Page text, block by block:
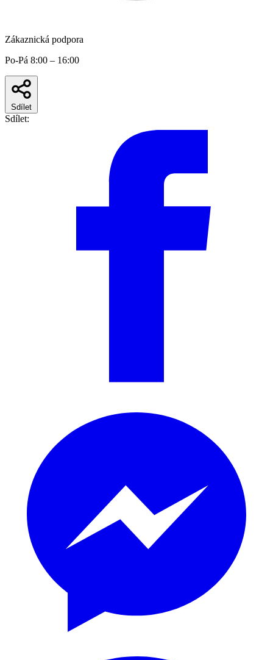
Zákaznická podpora
Po-Pá 8:00 – 16:00
Sdílet
Sdílet: